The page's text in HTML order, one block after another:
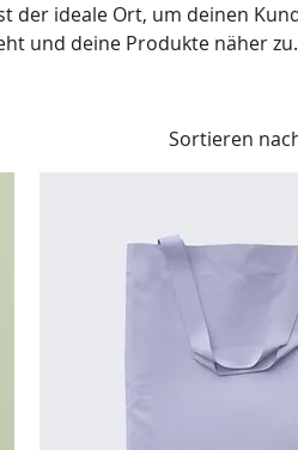
der ideale Ort, um deinen
und deine Produkte näher zu
Sortieren